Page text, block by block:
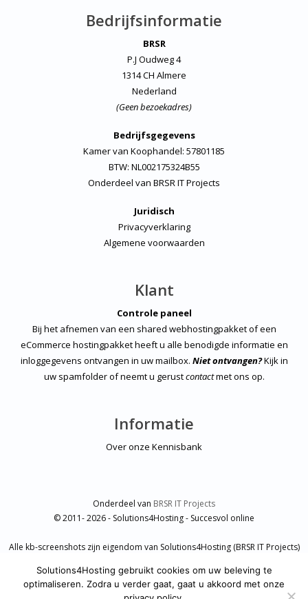
Bedrijfsinformatie
BRSR
P.J Oudweg 4
1314 CH Almere
Nederland
(Geen bezoekadres)
Bedrijfsgegevens
Kamer van Koophandel: 57801185
BTW: NL002175324B55
Onderdeel van BRSR IT Projects
Juridisch
Privacyverklaring
Algemene voorwaarden
Klant
Controle paneel
Bij het afnemen van een shared webhostingpakket of een
eCommerce hostingpakket heeft u alle benodigde informatie en
inloggegevens ontvangen in uw mailbox. Niet ontvangen?Kijk in
uw spamfolder of neemt u gerustcontactmet ons op.
Informatie
Over onze Kennisbank
Onderdeel van BRSR IT Projects
© 2011- 2026 - Solutions4Hosting - Succesvol online
Alle kb-screenshots zijn eigendom van Solutions4Hosting (BRSR IT Projects)
Eventuele overige afbeeldingen hebben een credits met een link naar
desbetreffende sites.
Solutions4Hosting gebruikt cookies om uw beleving te
optimaliseren. Zodra u verder gaat, gaat u akkoord met onze